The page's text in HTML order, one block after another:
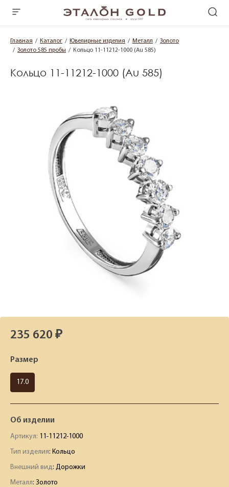
Главная Каталог Ювелирные изделия Металл
Золото
Золото 585 пробы
Кольцо 11-11212-1000 (Au 585)
Кольцо 11-11212-1000 (Au 585)
235 620 ₽
Размер
17.0
Об изделии
Артикул: 11-11212-1000
Тип изделия: Кольцо
Внешний вид: Дорожки
Металл: Золото